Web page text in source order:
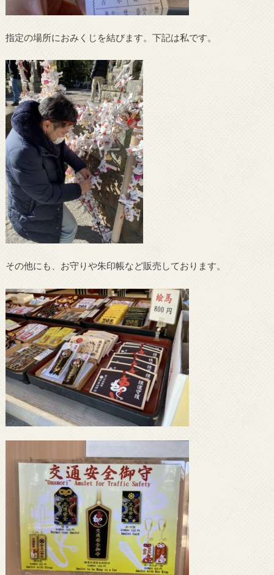
指定の場所におみくじを結びます。下記は私です。
その他にも、お守りや朱印帳など販売しております。